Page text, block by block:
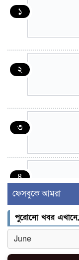
১
২
৩
৪
৫
ফেসবুকে আমরা
পুরোনো খবর